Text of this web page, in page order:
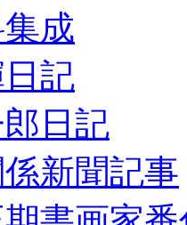
成
記
日記
新聞記事